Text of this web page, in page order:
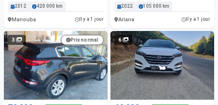
2012 420 000 km
Manouba Il y a 1 jour
2022 105 000 km
Ariana Il y a 1 jour
3 Prix normal 6